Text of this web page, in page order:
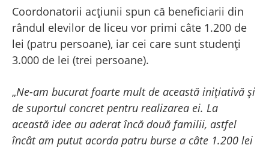
Coordonatorii acțiunii spun că beneficiarii din
rândul elevilor de liceu vor primi câte 1.200 de
lei (patru persoane), iar cei care sunt studenți
3.000 de lei (trei persoane).
„Ne-am bucurat foarte mult de această inițiativă și
de suportul concret pentru realizarea ei. La
această idee au aderat încă două familii, astfel
încât am putut acorda patru burse a câte 1.200 lei